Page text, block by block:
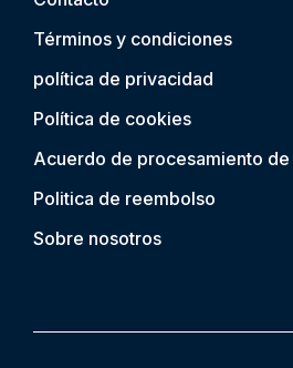
Términos y condiciones
política de privacidad
Política de cookies
Acuerdo de procesamiento
Politica de reembolso
Sobre nosotros